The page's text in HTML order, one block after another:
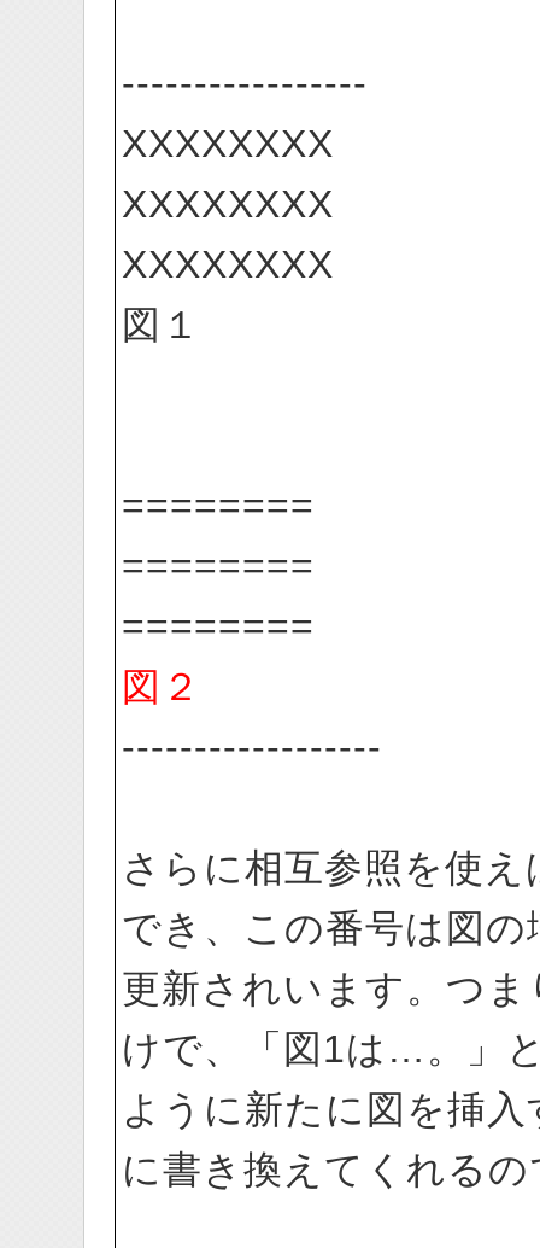
-----------------
XXXXXXXX
XXXXXXXX
XXXXXXXX
図１
========
========
========
図２
------------------
さらに相互参照を使
でき、この番号は図
更新されいます。つ
けで、「図1は…。」
ように新たに図を挿
に書き換えてくれる